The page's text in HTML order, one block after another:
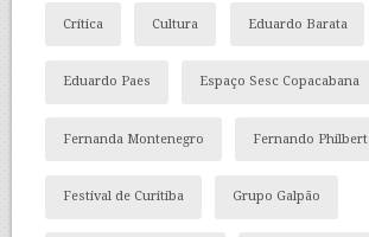
Crítica Cultura Eduardo Barata
Eduardo Paes Espaço Sesc Copacabana
Fernanda Montenegro Fernando Philbert
Festival de Curitiba Grupo Galpão